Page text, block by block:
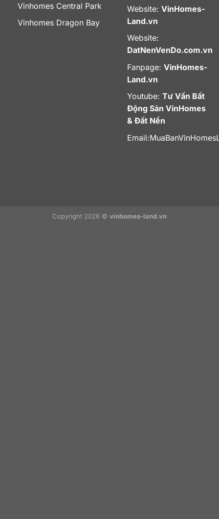
Vinhomes Central Park
Vinhomes Dragon Bay
Website: VinHomes-
Land.vn
Website:
DatNenVenDo.com.vn
Fanpage: VinHomes-
Land.vn
Youtube: Tư Vấn Bất
Động Sản VinHomes
& Đất Nền
Email:
Copyright 2026 © vinhomes-land.vn